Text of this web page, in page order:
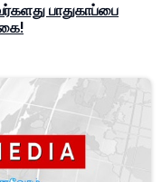
பாதுகாப்பை